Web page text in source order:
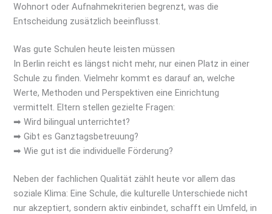
Wohnort oder Aufnahmekriterien begrenzt, was die
Entscheidung zusätzlich beeinflusst.
Was gute Schulen heute leisten müssen
In Berlin reicht es längst nicht mehr, nur einen Platz in einer
Schule zu finden. Vielmehr kommt es darauf an, welche
Werte, Methoden und Perspektiven eine Einrichtung
vermittelt. Eltern stellen gezielte Fragen:
➡ Wird bilingual unterrichtet?
➡ Gibt es Ganztagsbetreuung?
➡ Wie gut ist die individuelle Förderung?
Neben der fachlichen Qualität zählt heute vor allem das
soziale Klima: Eine Schule, die kulturelle Unterschiede nicht
nur akzeptiert, sondern aktiv einbindet, schafft ein Umfeld, in